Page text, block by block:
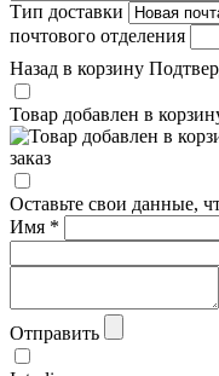
Тип доставки
почтового отделения
Назад в корзину
Товар добавлен в
заказ
Оставьте свои данные,
Имя *
Отправить